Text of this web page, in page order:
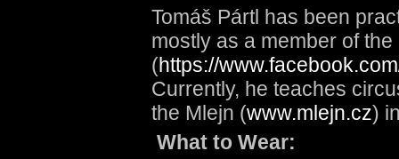
Tomáš Pártl has been
mostly as a member of
(https://
Currently, he teaches
the Mlejn (www.mlejn.cz)
What to Wear: